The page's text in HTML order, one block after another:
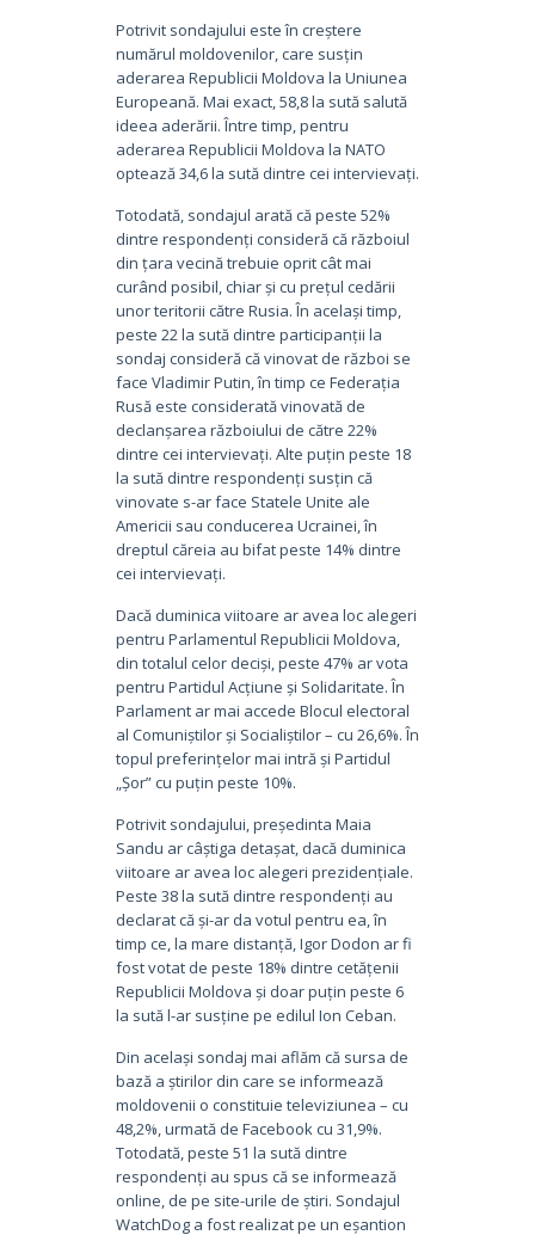
Potrivit sondajului este în creștere
numărul moldovenilor, care susțin
aderarea Republicii Moldova la Uniunea
Europeană. Mai exact, 58,8 la sută salută
ideea aderării. Între timp, pentru
aderarea Republicii Moldova la NATO
optează 34,6 la sută dintre cei intervievați.
Totodată, sondajul arată că peste 52%
dintre respondenți consideră că războiul
din țara vecină trebuie oprit cât mai
curând posibil, chiar și cu prețul cedării
unor teritorii către Rusia. În același timp,
peste 22 la sută dintre participanții la
sondaj consideră că vinovat de război se
face Vladimir Putin, în timp ce Federația
Rusă este considerată vinovată de
declanșarea războiului de către 22%
dintre cei intervievați. Alte puțin peste 18
la sută dintre respondenți susțin că
vinovate s-ar face Statele Unite ale
Americii sau conducerea Ucrainei, în
dreptul căreia au bifat peste 14% dintre
cei intervievați.
Dacă duminica viitoare ar avea loc alegeri
pentru Parlamentul Republicii Moldova,
din totalul celor deciși, peste 47% ar vota
pentru Partidul Acțiune și Solidaritate. În
Parlament ar mai accede Blocul electoral
al Comuniștilor și Socialiștilor – cu 26,6%. În
topul preferințelor mai intră și Partidul
„Șor” cu puțin peste 10%.
Potrivit sondajului, președinta Maia
Sandu ar câștiga detașat, dacă duminica
viitoare ar avea loc alegeri prezidențiale.
Peste 38 la sută dintre respondenți au
declarat că și-ar da votul pentru ea, în
timp ce, la mare distanță, Igor Dodon ar fi
fost votat de peste 18% dintre cetățenii
Republicii Moldova și doar puțin peste 6
la sută l-ar susține pe edilul Ion Ceban.
Din același sondaj mai aflăm că sursa de
bază a știrilor din care se informează
moldovenii o constituie televiziunea – cu
48,2%, urmată de Facebook cu 31,9%.
Totodată, peste 51 la sută dintre
respondenți au spus că se informează
online, de pe site-urile de știri. Sondajul
WatchDog a fost realizat pe un eșantion